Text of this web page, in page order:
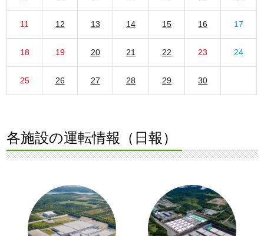
11 12 13 14 15 16 17
18 19 20 21 22 23 24
25 26 27 28 29 30
各施設の運転情報（日報）